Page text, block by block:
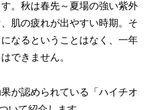
。秋は春先～夏場の強い紫外
肌の疲れが出やすい時期。そ
なるということはなく、一年
できません。
が認められている「ハイチオ